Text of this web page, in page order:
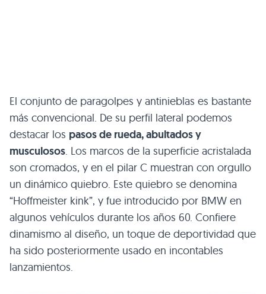
El conjunto de paragolpes y antinieblas es bastante
más convencional. De su perfil lateral podemos
destacar los pasos de rueda, abultados y
musculosos. Los marcos de la superficie acristalada
son cromados, y en el pilar C muestran con orgullo
un dinámico quiebro. Este quiebro se denomina
“Hoffmeister kink”, y fue introducido por BMW en
algunos vehículos durante los años 60. Confiere
dinamismo al diseño, un toque de deportividad que
ha sido posteriormente usado en incontables
lanzamientos.